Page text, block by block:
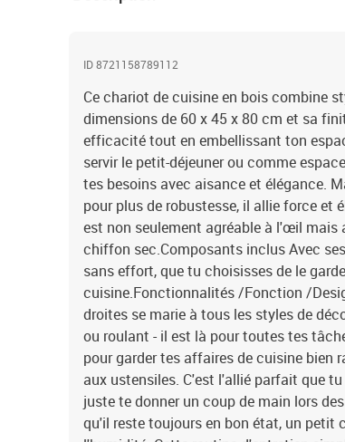
ID 8721158789112
Ce chariot de cuisine en bois combine
dimensions de 60 x 45 x 80 cm et sa
efficacité tout en embellissant ton
servir le petit-déjeuner ou comme
tes besoins avec aisance et élégance.
pour plus de robustesse, il allie force et
est non seulement agréable à l'œil mais
chiffon sec.Composants inclus Avec
sans effort, que tu choisisses de le
cuisine.Fonctionnalités /Fonction /
droites se marie à tous les styles de
ou roulant - il est là pour toutes tes
pour garder tes affaires de cuisine bien
aux ustensiles. C'est l'allié parfait que
juste te donner un coup de main lors
qu'il reste toujours en bon état, un